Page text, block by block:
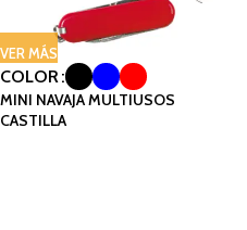
VER MÁS
COLOR
MINI NAVAJA MULTIUSOS
CASTILLA